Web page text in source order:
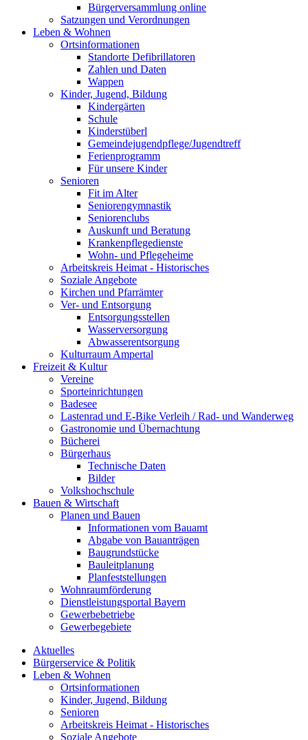
Bürgerversammlung online
Satzungen und Verordnungen
Leben & Wohnen
Ortsinformationen
Standorte Defibrillatoren
Zahlen und Daten
Wappen
Kinder, Jugend, Bildung
Kindergärten
Schule
Kinderstüberl
Gemeindejugendpflege/Jugendtreff
Ferienprogramm
Für unsere Kinder
Senioren
Fit im Alter
Seniorengymnastik
Seniorenclubs
Auskunft und Beratung
Krankenpflegedienste
Wohn- und Pflegeheime
Arbeitskreis Heimat - Historisches
Soziale Angebote
Kirchen und Pfarrämter
Ver- und Entsorgung
Entsorgungsstellen
Wasserversorgung
Abwasserentsorgung
Kulturraum Ampertal
Freizeit & Kultur
Vereine
Sporteinrichtungen
Badesee
Lastenrad und E-Bike Verleih / Rad- und Wanderweg
Gastronomie und Übernachtung
Bücherei
Bürgerhaus
Technische Daten
Bilder
Volkshochschule
Bauen & Wirtschaft
Planen und Bauen
Informationen vom Bauamt
Abgabe von Bauanträgen
Baugrundstücke
Bauleitplanung
Planfeststellungen
Wohnraumförderung
Dienstleistungsportal Bayern
Gewerbebetriebe
Gewerbegebiete
Aktuelles
Bürgerservice & Politik
Leben & Wohnen
Ortsinformationen
Kinder, Jugend, Bildung
Senioren
Arbeitskreis Heimat - Historisches
Soziale Angebote